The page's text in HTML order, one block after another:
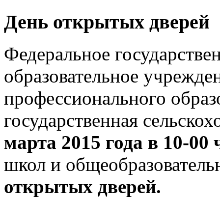
День открытых дверей
Федеральное
образовательное
профессионального
государственная
марта 2015 года в 10-00
школ и
открытых дверей.